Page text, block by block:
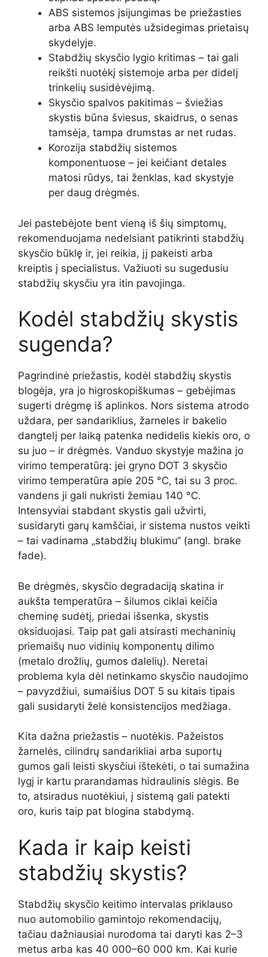
ABS sistemos įsijungimas be priežasties
arba ABS lemputės užsidegimas prietaisų
skydelyje.
Stabdžių skysčio lygio kritimas – tai gali
reikšti nuotėkį sistemoje arba per didelį
trinkelių susidėvėjimą.
Skysčio spalvos pakitimas – šviežias
skystis būna šviesus, skaidrus, o senas
tamsėja, tampa drumstas ar net rudas.
Korozija stabdžių sistemos
komponentuose – jei keičiant detales
matosi rūdys, tai ženklas, kad skystyje
per daug drėgmės.
Jei pastebėjote bent vieną iš šių simptomų,
rekomenduojama nedelsiant patikrinti stabdžių
skysčio būklę ir, jei reikia, jį pakeisti arba
kreiptis į specialistus. Važiuoti su sugedusiu
stabdžių skysčiu yra itin pavojinga.
Kodėl stabdžių skystis
sugenda?
Pagrindinė priežastis, kodėl stabdžių skystis
blogėja, yra jo higroskopiškumas – gebėjimas
sugerti drėgmę iš aplinkos. Nors sistema atrodo
uždara, per sandariklius, žarneles ir bakelio
dangtelį per laiką patenka nedidelis kiekis oro, o
su juo – ir drėgmės. Vanduo skystyje mažina jo
virimo temperatūrą: jei gryno DOT 3 skysčio
virimo temperatūra apie 205 °C, tai su 3 proc.
vandens ji gali nukristi žemiau 140 °C.
Intensyviai stabdant skystis gali užvirti,
susidaryti garų kamščiai, ir sistema nustos veikti
– tai vadinama „stabdžių blukimu“ (angl. brake
fade).
Be drėgmės, skysčio degradaciją skatina ir
aukšta temperatūra – šilumos ciklai keičia
cheminę sudėtį, priedai išsenka, skystis
oksiduojasi. Taip pat gali atsirasti mechaninių
priemaišų nuo vidinių komponentų dilimo
(metalo drožlių, gumos dalelių). Neretai
problema kyla dėl netinkamo skysčio naudojimo
– pavyzdžiui, sumaišius DOT 5 su kitais tipais
gali susidaryti želė konsistencijos medžiaga.
Kita dažna priežastis – nuotėkis. Pažeistos
žarnelės, cilindrų sandarikliai arba suportų
gumos gali leisti skysčiui ištekėti, o tai sumažina
lygį ir kartu prarandamas hidraulinis slėgis. Be
to, atsiradus nuotėkiui, į sistemą gali patekti
oro, kuris taip pat blogina stabdymą.
Kada ir kaip keisti
stabdžių skystis?
Stabdžių skysčio keitimo intervalas priklauso
nuo automobilio gamintojo rekomendacijų,
tačiau dažniausiai nurodoma tai daryti kas 2–3
metus arba kas 40 000–60 000 km. Kai kurie